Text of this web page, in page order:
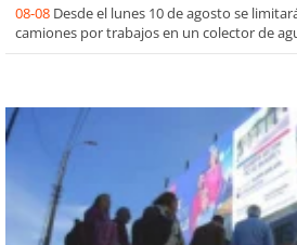
08-08 Desde el lunes 10 de agosto se
camiones por trabajos en un colector de